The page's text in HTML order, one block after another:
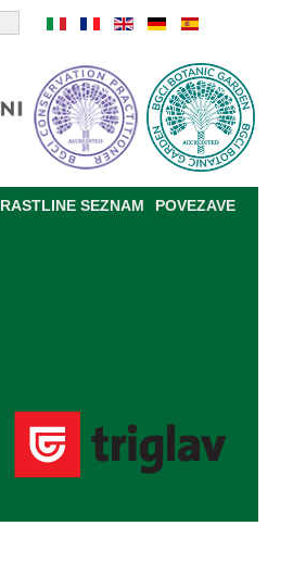
RASTLINE SEZNAM
POVEZAVE